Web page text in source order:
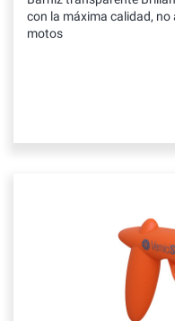
con la máxima calidad,
motos